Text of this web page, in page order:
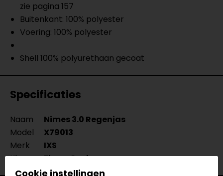
zie pagina 157
Buitenkant: 100% polyester
Voering: 100% polyester
Shell 100% polyurethaan gecoat
Specificaties
Naam
Nimes 3.0 Regenjas
Model
X79013
Merk
IXS
Kleur
Fluor-Geel
Cookie instellingen